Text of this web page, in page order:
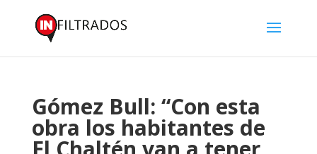
Gómez Bull: “Con esta
obra los habitantes de